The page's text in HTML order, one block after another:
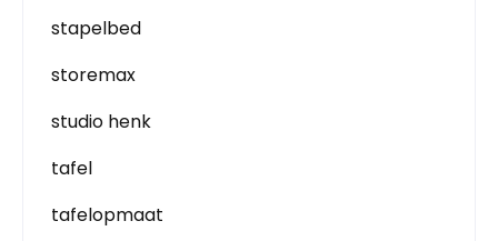
stapelbed
storemax
studio henk
tafel
tafelopmaat